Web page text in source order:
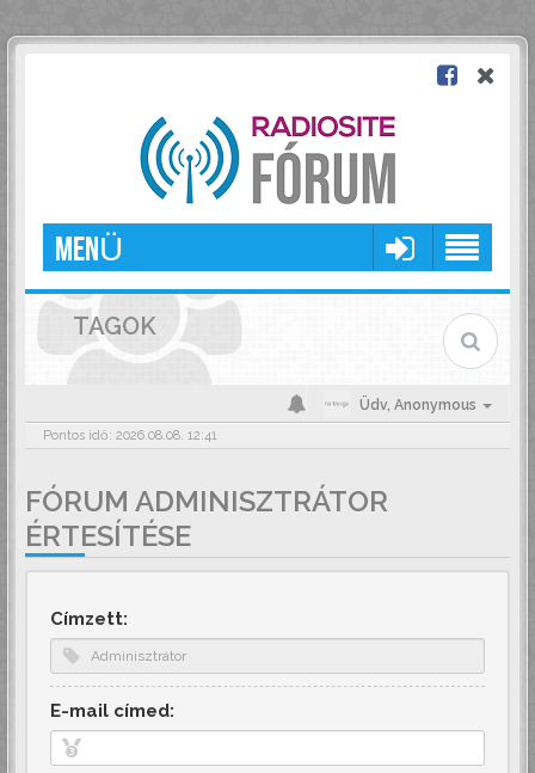
MENÜ
TAGOK
Üdv, Anonymous
Pontos idő: 2026.08.08. 12:41
FÓRUM ADMINISZTRÁTOR
ÉRTESÍTÉSE
Címzett:
E-mail címed: